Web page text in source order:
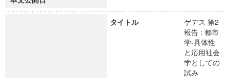
タイトル
ゲデス 第2
報告 : 都市
学-具体性
と応用社会
学としての
試み